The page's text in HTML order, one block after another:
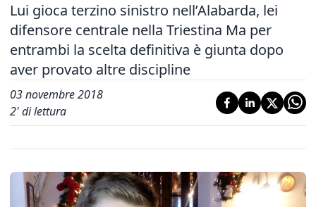
Lui gioca terzino sinistro nell’Alabarda, lei
difensore centrale nella Triestina Ma per
entrambi la scelta definitiva è giunta dopo
aver provato altre discipline
03 novembre 2018
2' di lettura